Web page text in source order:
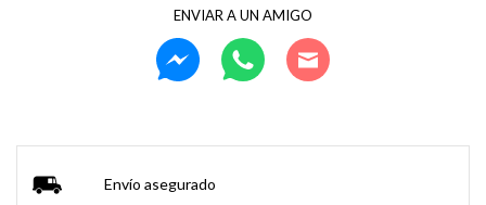
ENVIAR A UN AMIGO
Envío asegurado